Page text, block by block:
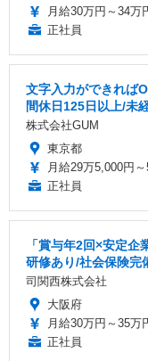
月給30万円～34万
正社員
文字入力ができれば
間休日125日以上/未
株式会社GUM
東京都
月給29万5,000円
正社員
「賞与年2回×安定
研修あり/社会保険完
司関西株式会社
大阪府
月給30万円～35万
正社員